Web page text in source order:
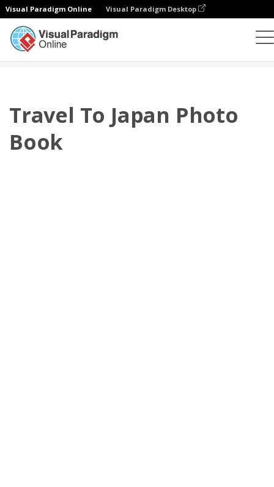
Visual Paradigm Online Visual Paradigm Desktop
Travel To Japan Photo
Book